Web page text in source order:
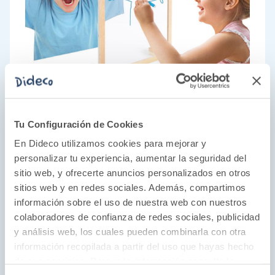
Tu Configuración de Cookies
En Dideco utilizamos cookies para mejorar y
personalizar tu experiencia, aumentar la seguridad del
sitio web, y ofrecerte anuncios personalizados en otros
sitios web y en redes sociales. Además, compartimos
información sobre el uso de nuestra web con nuestros
colaboradores de confianza de redes sociales, publicidad
y análisis web, los cuales pueden combinarla con otra
información recopilada a partir del uso que hayas hecho
El arte de educar
Akros es una empresa familiar que lleva más
de 30 años fabricando juguetes educativos.